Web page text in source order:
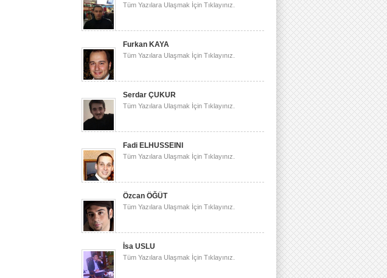
Tüm Yazılara Ulaşmak İçin Tıklayınız.
Furkan KAYA
Tüm Yazılara Ulaşmak İçin Tıklayınız.
Serdar ÇUKUR
Tüm Yazılara Ulaşmak İçin Tıklayınız.
Fadi ELHUSSEINI
Tüm Yazılara Ulaşmak İçin Tıklayınız.
Özcan ÖĞÜT
Tüm Yazılara Ulaşmak İçin Tıklayınız.
İsa USLU
Tüm Yazılara Ulaşmak İçin Tıklayınız.